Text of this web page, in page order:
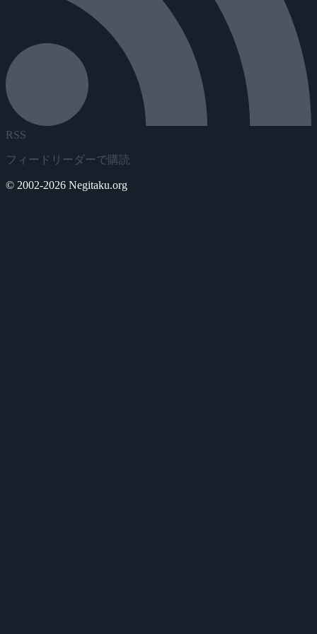
RSS
フィードリーダーで購読
© 2002-2026 Negitaku.org